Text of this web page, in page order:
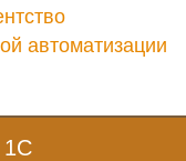
автоматизации
1С